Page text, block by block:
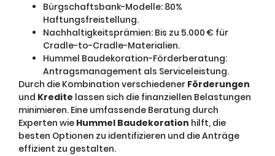
Bürgschaftsbank-Modelle: 80%
Haftungsfreistellung.
Nachhaltigkeitsprämien: Bis zu 5.000 € für
Cradle-to-Cradle-Materialien.
Hummel Baudekoration-Förderberatung:
Antragsmanagement als Serviceleistung.
Durch die Kombination verschiedener Förderungen
und Kredite lassen sich die finanziellen Belastungen
minimieren. Eine umfassende Beratung durch
Experten wie Hummel Baudekoration hilft, die
besten Optionen zu identifizieren und die Anträge
effizient zu gestalten.